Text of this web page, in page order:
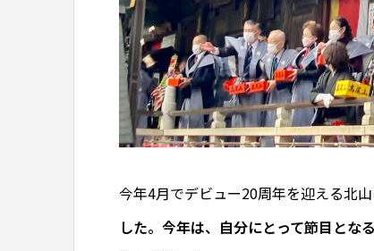
今年4月でデビュー20周年を迎える北山
した。今年は、自分にとって節目とな